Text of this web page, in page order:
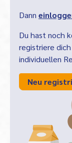
Dann
Du hast noch
registriere
individuellen
Neu